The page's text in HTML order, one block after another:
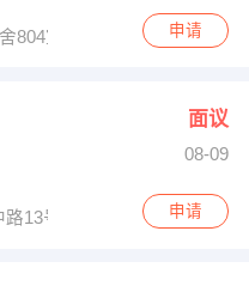
804室（南京电视台旁）
申请
面议
08-09
13号
申请